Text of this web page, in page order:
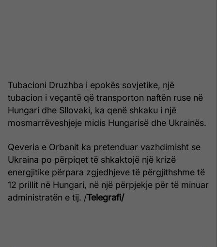
Tubacioni Druzhba i epokës sovjetike, një
tubacion i veçantë që transporton naftën ruse në
Hungari dhe Sllovaki, ka qenë shkaku i një
mosmarrëveshjeje midis Hungarisë dhe Ukrainës.
Qeveria e Orbanit ka pretenduar vazhdimisht se
Ukraina po përpiqet të shkaktojë një krizë
energjitike përpara zgjedhjeve të përgjithshme të
12 prillit në Hungari, në një përpjekje për të minuar
administratën e tij. /Telegrafi/